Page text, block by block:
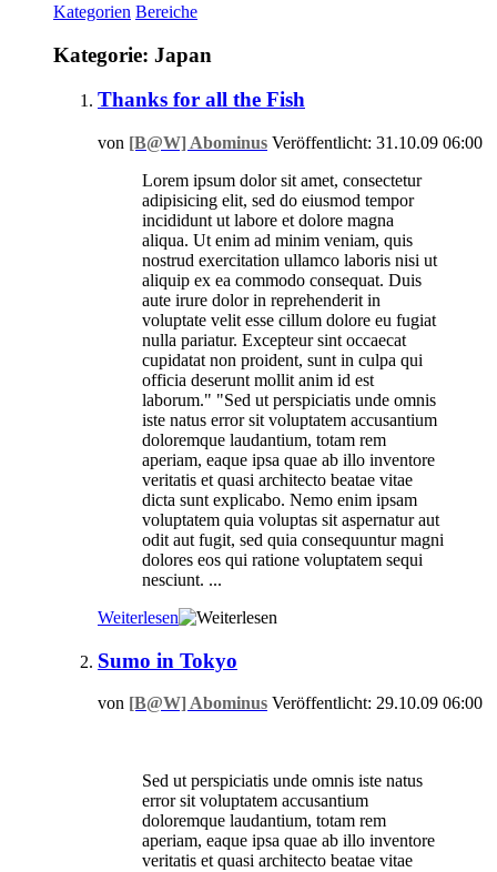
Kategorien Bereiche
Kategorie: Japan
Thanks for all the Fish
von [B@W] Abominus Veröffentlicht: 31.10.09 06:00
Lorem ipsum dolor sit amet, consectetur
adipisicing elit, sed do eiusmod tempor
incididunt ut labore et dolore magna
aliqua. Ut enim ad minim veniam, quis
nostrud exercitation ullamco laboris nisi ut
aliquip ex ea commodo consequat. Duis
aute irure dolor in reprehenderit in
voluptate velit esse cillum dolore eu fugiat
nulla pariatur. Excepteur sint occaecat
cupidatat non proident, sunt in culpa qui
officia deserunt mollit anim id est
laborum." "Sed ut perspiciatis unde omnis
iste natus error sit voluptatem accusantium
doloremque laudantium, totam rem
aperiam, eaque ipsa quae ab illo inventore
veritatis et quasi architecto beatae vitae
dicta sunt explicabo. Nemo enim ipsam
voluptatem quia voluptas sit aspernatur aut
odit aut fugit, sed quia consequuntur magni
dolores eos qui ratione voluptatem sequi
nesciunt. ...
Weiterlesen
Sumo in Tokyo
von [B@W] Abominus Veröffentlicht: 29.10.09 06:00
Sed ut perspiciatis unde omnis iste natus
error sit voluptatem accusantium
doloremque laudantium, totam rem
aperiam, eaque ipsa quae ab illo inventore
veritatis et quasi architecto beatae vitae